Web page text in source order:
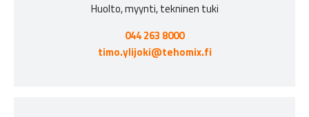
Huolto, myynti, tekninen tuki
044 263 8000
timo.ylijoki@tehomix.fi